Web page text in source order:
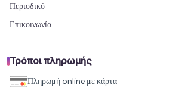
Περιοδικό
Επικοινωνία
Τρόποι πληρωμής
Πληρωμή online με κάρτα